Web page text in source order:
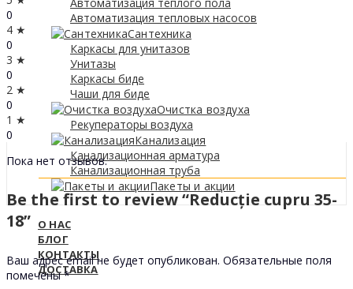
Автоматизация тепловых насосов
Сантехника
Каркасы для унитазов
Унитазы
Каркасы биде
Чаши для биде
Очистка воздуха
Рекуператоры воздуха
Канализация
Канализационная арматура
Канализационная труба
Пакеты и акции
О НАС
БЛОГ
КОНТАКТЫ
ДОСТАВКА
0
4 ★
0
3 ★
0
2 ★
0
1 ★
0
Пока нет отзывов.
Be the first to review “Reducție cupru 35-
18”
Ваш адрес email не будет опубликован. Обязательные поля
помечены*